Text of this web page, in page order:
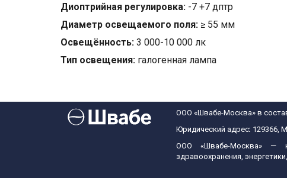
Диоптрийная регулировка: -7 +7 дптр
Диаметр освещаемого поля: ≥ 55 мм
Освещённость: 3 000-10 000 лк
Тип освещения: галогенная лампа
ООО «Швабе-Москва» в
Юридический адрес: 129366,
ООО «Швабе-Москва» —
здравоохранения,